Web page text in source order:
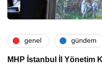
genel gündem
MHP İstanbul İl Yönetim